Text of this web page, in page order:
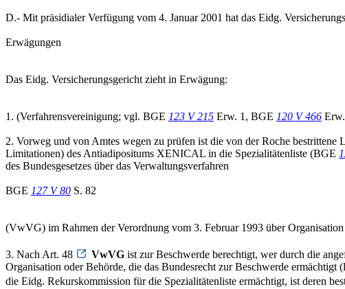
D.- Mit präsidialer Verfügung vom 4. Januar 2001 hat das Eidg.
Erwägungen
Das Eidg. Versicherungsgericht zieht in Erwägung:
1. (Verfahrensvereinigung; vgl. BGE 123 V 215 Erw. 1, BGE 120 V 466
2. Vorweg und von Amtes wegen zu prüfen ist die von der Roche
Limitationen) des Antiadipositums XENICAL in die Spezialitätenliste (BGE
des Bundesgesetzes über das Verwaltungsverfahren
BGE 127 V 80 S. 82
(VwVG) im Rahmen der Verordnung vom 3. Februar 1993 über
3. Nach Art. 48 VwVG ist zur Beschwerde berechtigt, wer durch die
Organisation oder Behörde, die das Bundesrecht zur Beschwerde
die Eidg. Rekurskommission für die Spezialitätenliste ermächtigt, ist deren